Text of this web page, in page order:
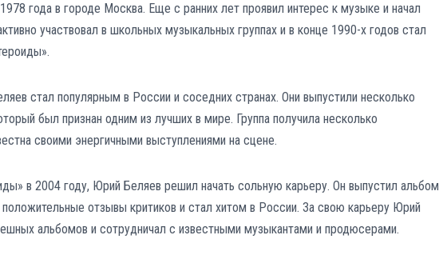
года в городе Москва. Еще с ранних лет проявил интерес к музыке и начал
участвовал в школьных музыкальных группах и в конце 1990-х годов стал
стал популярным в России и соседних странах. Они выпустили несколько
был признан одним из лучших в мире. Группа получила несколько
своими энергичными выступлениями на сцене.
в 2004 году, Юрий Беляев решил начать сольную карьеру. Он выпустил альбом
отзывы критиков и стал хитом в России. За свою карьеру Юрий
альбомов и сотрудничал с известными музыкантами и продюсерами.